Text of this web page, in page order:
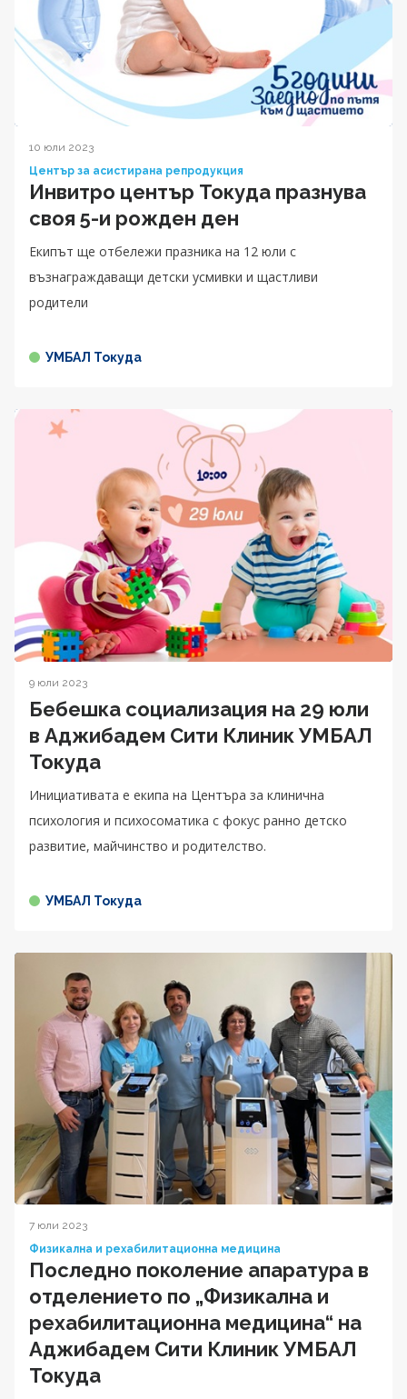
10 юли 2023
Център за асистирана репродукция
Инвитро център Токуда празнува
своя 5-и рожден ден
Екипът ще отбележи празника на 12 юли с
възнаграждаващи детски усмивки и щастливи
родители
УМБАЛ Токуда
9 юли 2023
Бебешка социализация на 29 юли
в Аджибадем Сити Клиник УМБАЛ
Токуда
Инициативата е екипа на Центъра за клинична
психология и психосоматика с фокус ранно детско
развитие, майчинство и родителство.
УМБАЛ Токуда
7 юли 2023
Физикална и рехабилитационна медицина
Последно поколение апаратура в
отделението по „Физикална и
рехабилитационна медицина“ на
Аджибадем Сити Клиник УМБАЛ
Токуда